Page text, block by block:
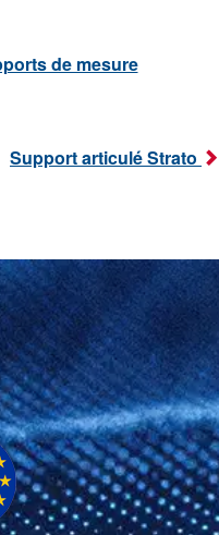
de mesure
Support articulé Strato